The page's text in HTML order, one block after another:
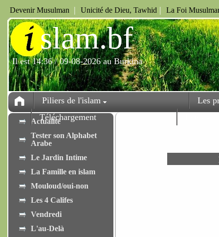
Devenir Musulman | Unicité de Dieu, Tawhid | La Foi
islam.bf
Il est 14:36 / 09-08-2026 au Burkina
Piliers de l'islam
Les
Téléchargement
Actualité
Tester son Alphabet
Arabe
Le Jardin Intime
La Famille en islam
Mouloud/oui-non
Les 4 Califes
Vendredi
L'au-Delà